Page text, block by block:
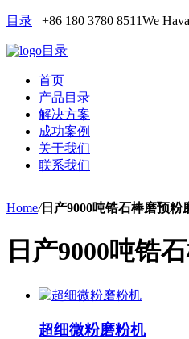
目录 +86 180 3780 8511We
目录
首页
产品目录
解决方案
成功案例
关于我们
联系我们
Home/日产9000吨锆石棒磨预粉
日产9000吨锆
超细微粉磨粉机